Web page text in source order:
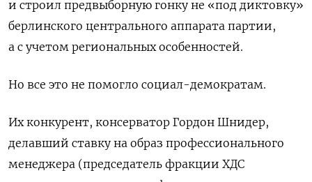
и строил предвыборную гонку не «под диктовку»
берлинского центрального аппарата партии,
а с учетом региональных особенностей.
Но все это не помогло социал-демократам.
Их конкурент, консерватор Гордон Шнидер,
делавший ставку на образ профессионального
менеджера (председатель фракции ХДС